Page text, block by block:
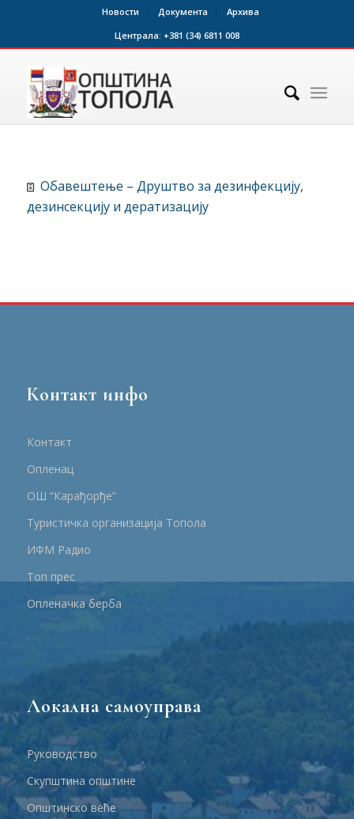
Новости Документа
Архива
Централа: +381 (34) 6811 008
Обавештење – Друштво за дезинфекцију,
дезинсекцију и дератизацију
Контакт инфо
Контакт
Опленац
ОШ “Карађорђе”
Туристичка организација Топола
ИФМ Радио
Топ прес
Опленачка берба
Локална самоуправа
Руководство
Скупштина општине
Општинско веће